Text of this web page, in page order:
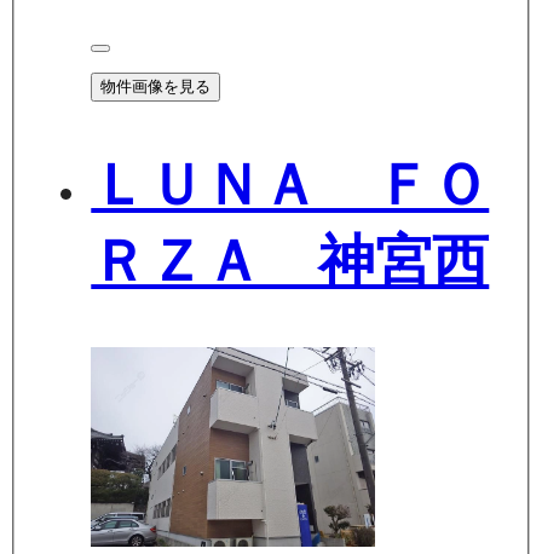
物件画像を見る
ＬＵＮＡ ＦＯ
ＲＺＡ 神宮西